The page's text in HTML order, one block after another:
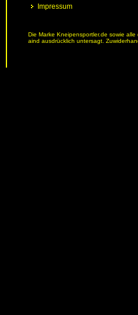
Impressum
Die Marke Kneipensportler.de sowie
aind ausdrücklich untersagt.